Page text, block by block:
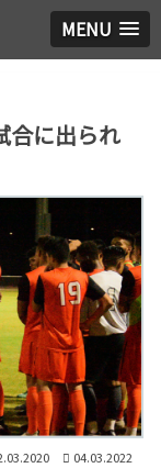
MENU
に出られ
04.03.2022